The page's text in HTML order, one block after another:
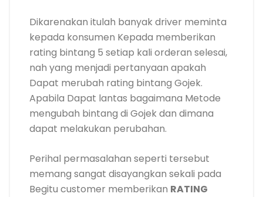
Dikarenakan itulah banyak driver meminta
kepada konsumen Kepada memberikan
rating bintang 5 setiap kali orderan selesai,
nah yang menjadi pertanyaan apakah
Dapat merubah rating bintang Gojek.
Apabila Dapat lantas bagaimana Metode
mengubah bintang di Gojek dan dimana
dapat melakukan perubahan.
Perihal permasalahan seperti tersebut
memang sangat disayangkan sekali pada
Begitu customer memberikan RATING